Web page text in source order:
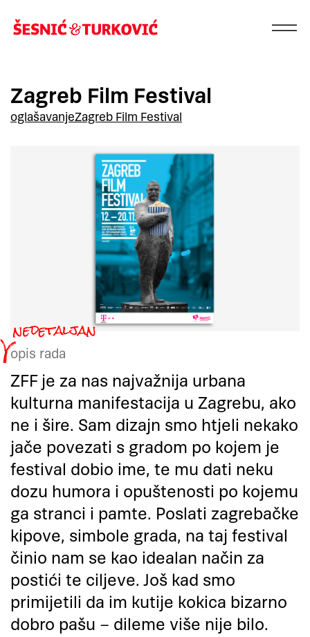
Zagreb Film Festival
oglašavanjeZagreb Film Festival
opis rada
ZFF je za nas najvažnija urbana
kulturna manifestacija u Zagrebu, ako
ne i šire. Sam dizajn smo htjeli nekako
jače povezati s gradom po kojem je
festival dobio ime, te mu dati neku
dozu humora i opuštenosti po kojemu
ga stranci i pamte. Poslati zagrebačke
kipove, simbole grada, na taj festival
činio nam se kao idealan način za
postići te ciljeve. Još kad smo
primijetili da im kutije kokica bizarno
dobro pašu – dileme više nije bilo.